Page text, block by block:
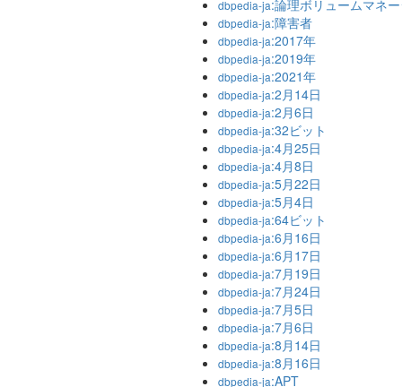
dbpedia-ja:論理ボリュームマネ
dbpedia-ja:障害者
dbpedia-ja:2017年
dbpedia-ja:2019年
dbpedia-ja:2021年
dbpedia-ja:2月14日
dbpedia-ja:2月6日
dbpedia-ja:32ビット
dbpedia-ja:4月25日
dbpedia-ja:4月8日
dbpedia-ja:5月22日
dbpedia-ja:5月4日
dbpedia-ja:64ビット
dbpedia-ja:6月16日
dbpedia-ja:6月17日
dbpedia-ja:7月19日
dbpedia-ja:7月24日
dbpedia-ja:7月5日
dbpedia-ja:7月6日
dbpedia-ja:8月14日
dbpedia-ja:8月16日
dbpedia-ja:APT